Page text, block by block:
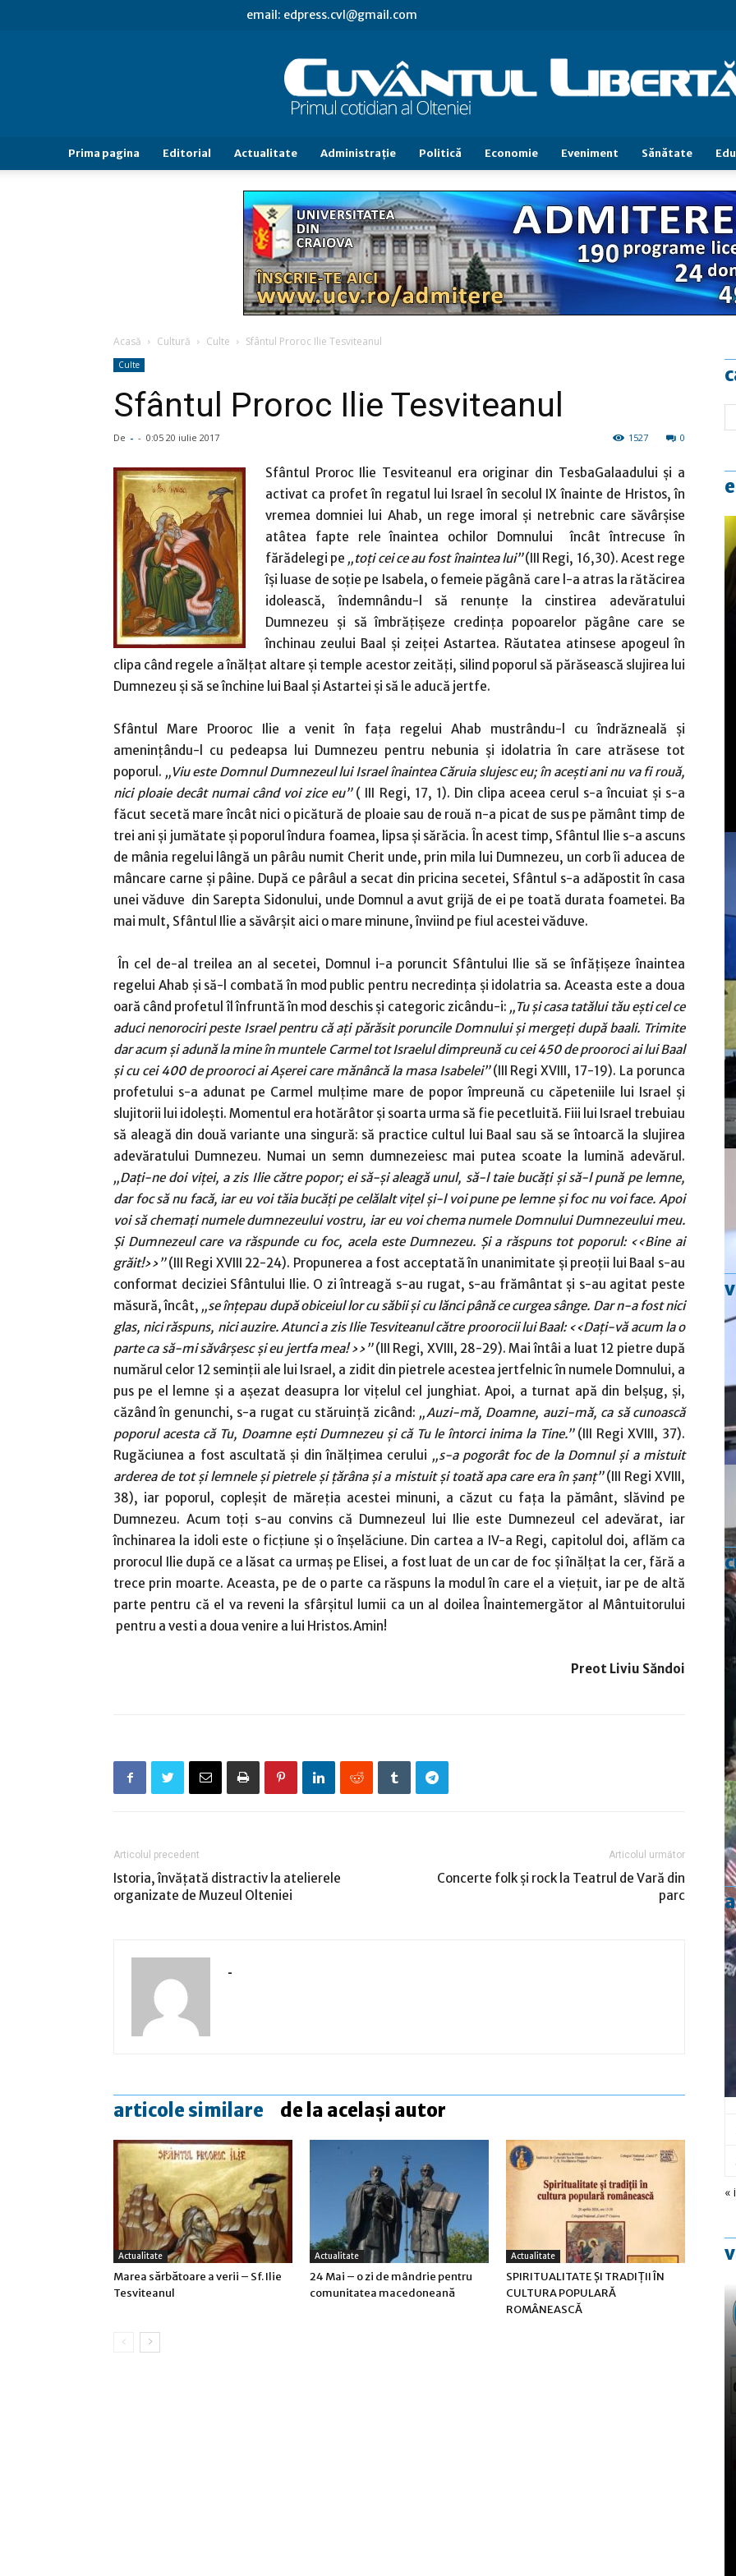
email: edpress.cvl@gmail.com
Cuvântul
Libertăţii
Prima pagina Editorial Actualitate Administraţie Politică Economie Eveniment Sănătate
Acasă Cultură Culte Sfântul Proroc Ilie Tesviteanul
Culte
Sfântul Proroc Ilie Tesviteanul
De - - 0:05 20 iulie 2017 0
1527
Sfântul Proroc Ilie Tesviteanul era originar din TesbaGalaadului şi a
activat ca profet în regatul lui Israel în secolul IX înainte de Hristos, în
vremea domniei lui Ahab, un rege imoral şi netrebnic care săvârşise
atâtea fapte rele înaintea ochilor Domnului încât întrecuse în
fărădelegi pe „toţi cei ce au fost înaintea lui”(III Regi, 16,30). Acest rege
îşi luase de soţie pe Isabela, o femeie păgână care l-a atras la rătăcirea
idolească, îndemnându-l să renunţe la cinstirea adevăratului
Dumnezeu şi să îmbrăţişeze credinţa popoarelor păgâne care se
închinau zeului Baal şi zeiţei Astartea. Răutatea atinsese apogeul în
clipa când regele a înălţat altare şi temple acestor zeităţi, silind poporul să părăsească slujirea lui
Dumnezeu şi să se închine lui Baal şi Astartei şi să le aducă jertfe.
Sfântul Mare Prooroc Ilie a venit în faţa regelui Ahab mustrându-l cu îndrăzneală şi
ameninţându-l cu pedeapsa lui Dumnezeu pentru nebunia şi idolatria în care atrăsese tot
poporul. „Viu este Domnul Dumnezeul lui Israel înaintea Căruia slujesc eu; în aceşti ani nu va fi rouă,
nici ploaie decât numai când voi zice eu”( III Regi, 17, 1). Din clipa aceea cerul s-a încuiat şi s-a
făcut secetă mare încât nici o picătură de ploaie sau de rouă n-a picat de sus pe pământ timp de
trei ani şi jumătate şi poporul îndura foamea, lipsa şi sărăcia. În acest timp, Sfântul Ilie s-a ascuns
de mânia regelui lângă un pârâu numit Cherit unde, prin mila lui Dumnezeu, un corb îi aducea de
mâncare carne şi pâine. După ce pârâul a secat din pricina secetei, Sfântul s-a adăpostit în casa
unei văduve din Sarepta Sidonului, unde Domnul a avut grijă de ei pe toată durata foametei. Ba
mai mult, Sfântul Ilie a săvârşit aici o mare minune, înviind pe fiul acestei văduve.
În cel de-al treilea an al secetei, Domnul i-a poruncit Sfântului Ilie să se înfăţişeze înaintea
regelui Ahab şi să-l combată în mod public pentru necredinţa şi idolatria sa. Aceasta este a doua
oară când profetul îl înfruntă în mod deschis şi categoric zicându-i: „Tu şi casa tatălui tău eşti cel ce
aduci nenorociri peste Israel pentru că aţi părăsit poruncile Domnului şi mergeţi după baali. Trimite
dar acum şi adună la mine în muntele Carmel tot Israelul dimpreună cu cei 450 de prooroci ai lui Baal
şi cu cei 400 de prooroci ai Aşerei care mănâncă la masa Isabelei”(III Regi XVIII, 17-19). La porunca
profetului s-a adunat pe Carmel mulţime mare de popor împreună cu căpeteniile lui Israel şi
slujitorii lui idoleşti. Momentul era hotărâtor şi soarta urma să fie pecetluită. Fiii lui Israel trebuiau
să aleagă din două variante una singură: să practice cultul lui Baal sau să se întoarcă la slujirea
adevăratului Dumnezeu. Numai un semn dumnezeiesc mai putea scoate la lumină adevărul.
„Daţi-ne doi viţei, a zis Ilie către popor; ei să-şi aleagă unul, să-l taie bucăţi şi să-l pună pe lemne,
dar foc să nu facă, iar eu voi tăia bucăţi pe celălalt viţel şi-l voi pune pe lemne şi foc nu voi face. Apoi
voi să chemaţi numele dumnezeului vostru, iar eu voi chema numele Domnului Dumnezeului meu.
Şi Dumnezeul care va răspunde cu foc, acela este Dumnezeu. Şi a răspuns tot poporul: ‹‹Bine ai
grăit!››”(III Regi XVIII 22-24). Propunerea a fost acceptată în unanimitate şi preoţii lui Baal s-au
conformat deciziei Sfântului Ilie. O zi întreagă s-au rugat, s-au frământat şi s-au agitat peste
măsură, încât, „se înţepau după obiceiul lor cu săbii şi cu lănci până ce curgea sânge. Dar n-a fost nici
glas, nici răspuns, nici auzire. Atunci a zis Ilie Tesviteanul către proorocii lui Baal: ‹‹Daţi-vă acum la o
parte ca să-mi săvârşesc şi eu jertfa mea! ››”(III Regi, XVIII, 28-29). Mai întâi a luat 12 pietre după
numărul celor 12 seminţii ale lui Israel, a zidit din pietrele acestea jertfelnic în numele Domnului, a
pus pe el lemne şi a aşezat deasupra lor viţelul cel junghiat. Apoi, a turnat apă din belşug, şi,
căzând în genunchi, s-a rugat cu stăruinţă zicând: „Auzi-mă, Doamne, auzi-mă, ca să cunoască
poporul acesta că Tu, Doamne eşti Dumnezeu şi că Tu le întorci inima la Tine.” (III Regi XVIII, 37).
Rugăciunea a fost ascultată şi din înălţimea cerului „s-a pogorât foc de la Domnul şi a mistuit
arderea de tot şi lemnele şi pietrele şi ţărâna şi a mistuit şi toată apa care era în şanţ”(III Regi XVIII,
38), iar poporul, copleşit de măreţia acestei minuni, a căzut cu faţa la pământ, slăvind pe
Dumnezeu. Acum toţi s-au convins că Dumnezeul lui Ilie este Dumnezeul cel adevărat, iar
închinarea la idoli este o ficţiune şi o înşelăciune. Din cartea a IV-a Regi, capitolul doi, aflăm ca
prorocul Ilie după ce a lăsat ca urmaş pe Elisei, a fost luat de un car de foc şi înălţat la cer, fără a
trece prin moarte. Aceasta, pe de o parte ca răspuns la modul în care el a vieţuit, iar pe de altă
parte pentru că el va reveni la sfârşitul lumii ca un al doilea Înaintemergător al Mântuitorului
pentru a vesti a doua venire a lui Hristos.Amin!
Preot Liviu Săndoi
Articolul precedent
Istoria, învăţată distractiv la atelierele
organizate de Muzeul Olteniei
Articolul următor
Concerte folk şi rock la Teatrul de Vară din
parc
-
articole similare de la același autor
Actualitate
Marea sărbătoare a verii – Sf. Ilie
Tesviteanul
Actualitate
24 Mai – o zi de mândrie pentru
comunitatea macedoneană
Actualitate
SPIRITUALITATE ȘI TRADIȚII ÎN
CULTURA POPULARĂ
ROMÂNEASCĂ
«